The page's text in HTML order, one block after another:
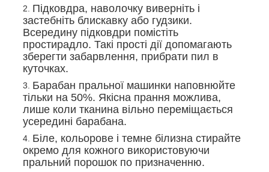
Підковдра, наволочку виверніть і
застебніть блискавку або гудзики.
Всередину підковдри помістіть
простирадло. Такі прості дії допомагають
зберегти забарвлення, прибрати пил в
куточках.
Барабан пральної машинки наповнюйте
тільки на 50%. Якісна прання можлива,
лише коли тканина вільно переміщається
усередині барабана.
Біле, кольорове і темне білизна стирайте
окремо для кожного використовуючи
пральний порошок по призначенню.